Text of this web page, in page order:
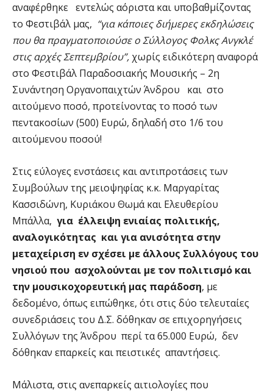
αναφέρθηκε εντελώς αόριστα και υποβαθμίζοντας
το Φεστιβάλ μας, “για κάποιες διήμερες εκδηλώσεις
που θα πραγματοποιούσε ο Σύλλογος Φολκς Ανγκλέ
στις αρχές Σεπτεμβρίου”, χωρίς ειδικότερη αναφορά
στο Φεστιβάλ Παραδοσιακής Μουσικής – 2η
Συνάντηση Οργανοπαιχτών Άνδρου και στο
αιτούμενο ποσό, προτείνοντας το ποσό των
πεντακοσίων (500) Ευρώ, δηλαδή στο 1/6 του
αιτούμενου ποσού!
Στις εύλογες ενστάσεις και αντιπροτάσεις των
Συμβούλων της μειοψηφίας κ.κ. Μαργαρίτας
Κασσιδώνη, Κυριάκου Θωμά και Ελευθερίου
Μπάλλα, για έλλειψη ενιαίας πολιτικής,
αναλογικότητας και για ανισότητα στην
μεταχείριση εν σχέσει με άλλους Συλλόγους του
νησιού που ασχολούνται με τον πολιτισμό και
την μουσικοχορευτική μας παράδοση, με
δεδομένο, όπως ειπώθηκε, ότι στις δύο τελευταίες
συνεδριάσεις του Δ.Σ. δόθηκαν σε επιχορηγήσεις
Συλλόγων της Άνδρου περί τα 65.000 Ευρώ, δεν
δόθηκαν επαρκείς και πειστικές απαντήσεις.
Μάλιστα, στις ανεπαρκείς αιτιολογίες που